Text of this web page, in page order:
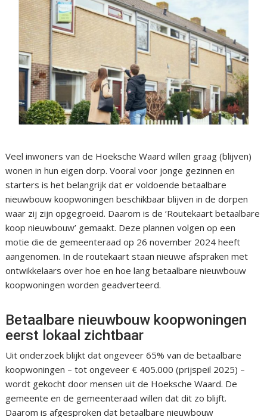
Veel inwoners van de Hoeksche Waard willen graag (blijven)
wonen in hun eigen dorp. Vooral voor jonge gezinnen en
starters is het belangrijk dat er voldoende betaalbare
nieuwbouw koopwoningen beschikbaar blijven in de dorpen
waar zij zijn opgegroeid. Daarom is de ‘Routekaart betaalbare
koop nieuwbouw’ gemaakt. Deze plannen volgen op een
motie die de gemeenteraad op 26 november 2024 heeft
aangenomen. In de routekaart staan nieuwe afspraken met
ontwikkelaars over hoe en hoe lang betaalbare nieuwbouw
koopwoningen worden geadverteerd.
Betaalbare nieuwbouw koopwoningen
eerst lokaal zichtbaar
Uit onderzoek blijkt dat ongeveer 65% van de betaalbare
koopwoningen – tot ongeveer € 405.000 (prijspeil 2025) –
wordt gekocht door mensen uit de Hoeksche Waard. De
gemeente en de gemeenteraad willen dat dit zo blijft.
Daarom is afgesproken dat betaalbare nieuwbouw